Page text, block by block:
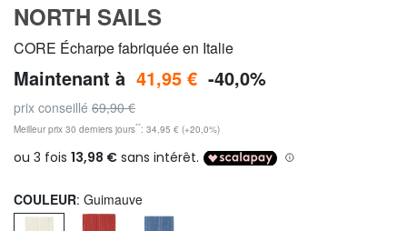
NORTH SAILS
CORE Écharpe fabriquée en Italie
Maintenant à 41,95 € -40,0%
prix conseillé 69,90 €
Meilleur prix 30 derniers jours**: 34,95 € (+20,0%)
COULEUR: Guimauve